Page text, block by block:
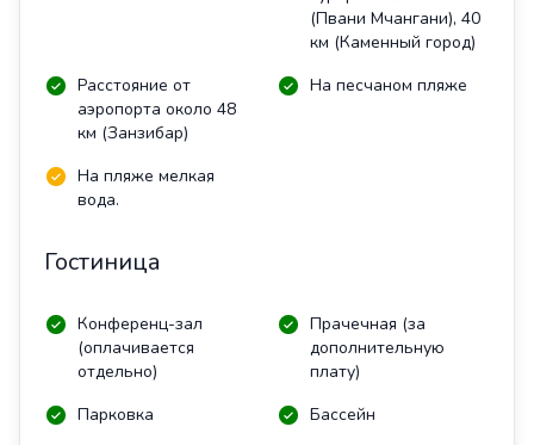
(Пвани Мчангани), 40
км (Каменный город)
Расстояние от
аэропорта около 48
км (Занзибар)
На песчаном пляже
На пляже мелкая
вода.
Гостиница
Конференц-зал
(оплачивается
отдельно)
Прачечная (за
дополнительную
плату)
Парковка
Бассейн